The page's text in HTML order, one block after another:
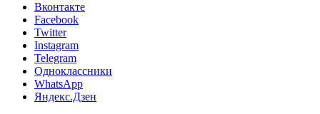
Вконтакте
Facebook
Twitter
Instagram
Telegram
Одноклассники
WhatsApp
Яндекс.Дзен